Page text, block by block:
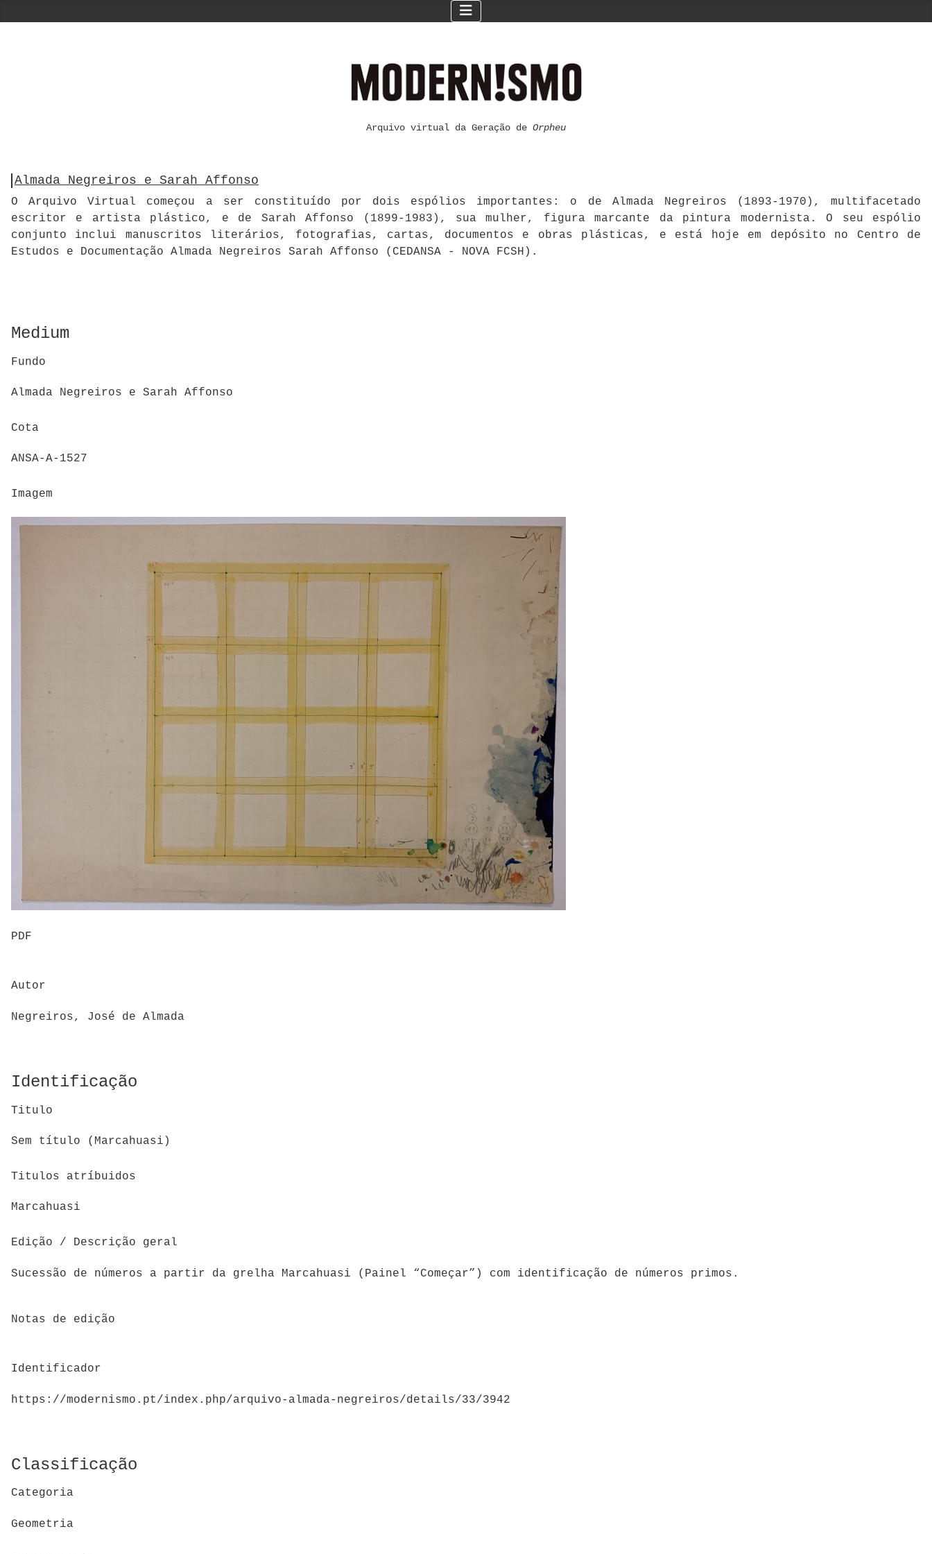
Arquivo virtual da Geração de Orpheu
Almada Negreiros e Sarah Affonso
O Arquivo Virtual começou a ser constituído por dois espólios importantes: o de Almada Negreiros (1893-1970), multifacetado
escritor e artista plástico, e de Sarah Affonso (1899-1983), sua mulher, figura marcante da pintura modernista. O seu espólio
conjunto inclui manuscritos literários, fotografias, cartas, documentos e obras plásticas, e está hoje em depósito no Centro de
Estudos e Documentação Almada Negreiros Sarah Affonso (CEDANSA - NOVA FCSH).
Medium
Fundo
Almada Negreiros e Sarah Affonso
Cota
ANSA-A-1527
Imagem
PDF
Autor
Negreiros, José de Almada
Identificação
Titulo
Sem título (Marcahuasi)
Titulos atríbuidos
Marcahuasi
Edição / Descrição geral
Sucessão de números a partir da grelha Marcahuasi (Painel “Começar”) com identificação de números primos.
Notas de edição
Identificador
https://modernismo.pt/index.php/arquivo-almada-negreiros/details/33/3942
Classificação
Categoria
Geometria